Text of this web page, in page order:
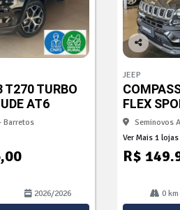
T270 TURBO
AT6
Barretos
2026/2026
Co
arti
lhe
JEEP
FLEX
Seminovos
Ver Mais 1 lojas
R$
0 km